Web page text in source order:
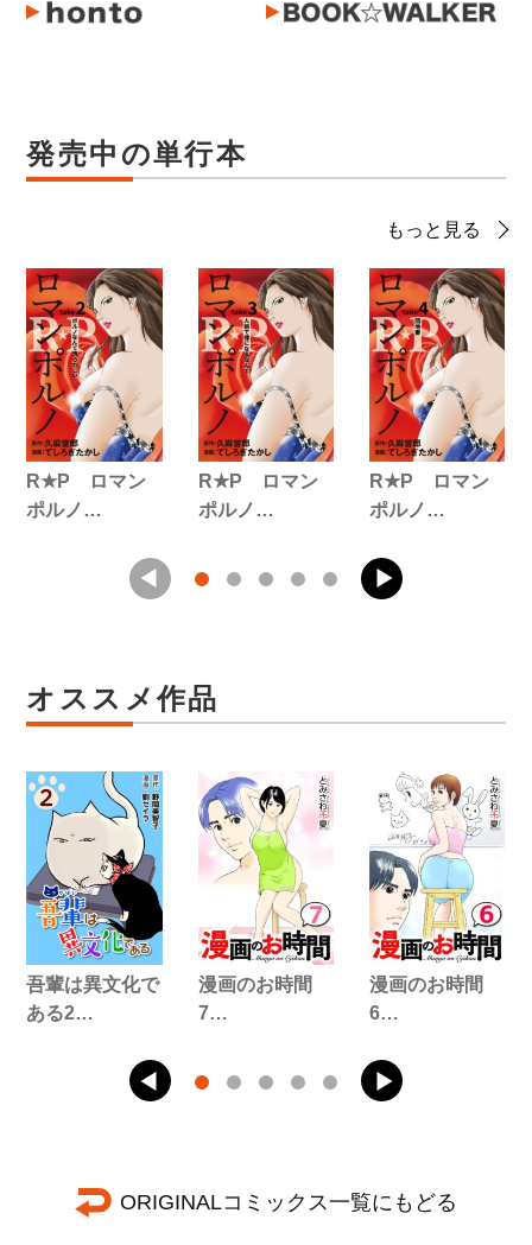
発売中の単行本
もっと見る
R★P ロマン
ポルノ…
R★P ロマン
ポルノ…
R★P ロマン
ポルノ…
オススメ作品
吾輩は異文化で
ある2…
漫画のお時間
7…
漫画のお時間
6…
ORIGINALコミックス一覧にもどる